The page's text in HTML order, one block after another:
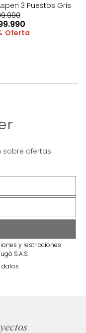
3 Puestos Gris
.990
.990
sobre ofertas
y restricciones
S.A.S.
datos